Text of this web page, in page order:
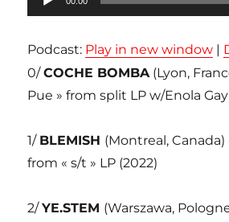
audio
Podcast: Play in new window |
0/COCHE BOMBA(Lyon,
Pue » from split LP w/Enola Gay
1/ BLEMISH (Montreal, Canada)
from « s/t » LP (2022)
2/YE.STEM (Warszawa,